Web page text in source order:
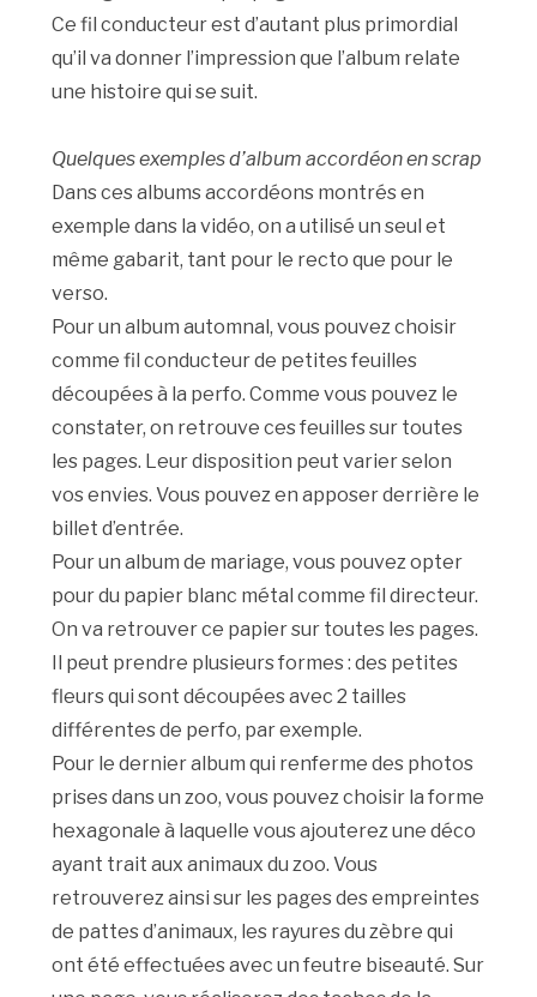
Ce fil conducteur est d’autant plus primordial
qu’il va donner l’impression que l’album relate
une histoire qui se suit.
Quelques exemples d’album accordéon en scrap
Dans ces albums accordéons montrés en
exemple dans la vidéo, on a utilisé un seul et
même gabarit, tant pour le recto que pour le
verso.
Pour un album automnal, vous pouvez choisir
comme fil conducteur de petites feuilles
découpées à la perfo. Comme vous pouvez le
constater, on retrouve ces feuilles sur toutes
les pages. Leur disposition peut varier selon
vos envies. Vous pouvez en apposer derrière le
billet d’entrée.
Pour un album de mariage, vous pouvez opter
pour du papier blanc métal comme fil directeur.
On va retrouver ce papier sur toutes les pages.
Il peut prendre plusieurs formes : des petites
fleurs qui sont découpées avec 2 tailles
différentes de perfo, par exemple.
Pour le dernier album qui renferme des photos
prises dans un zoo, vous pouvez choisir la forme
hexagonale à laquelle vous ajouterez une déco
ayant trait aux animaux du zoo. Vous
retrouverez ainsi sur les pages des empreintes
de pattes d’animaux, les rayures du zèbre qui
ont été effectuées avec un feutre biseauté. Sur